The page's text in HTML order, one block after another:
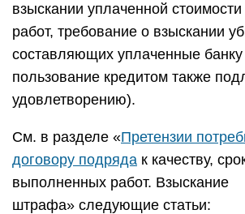
взыскании уплаченной
работ, требование о взыскании
составляющих уплаченные
пользование кредитом также
удовлетворению).
См. в разделе «Претензии
договору подряда к качеству,
выполненных работ. Взыскание
штрафа» следующие статьи: